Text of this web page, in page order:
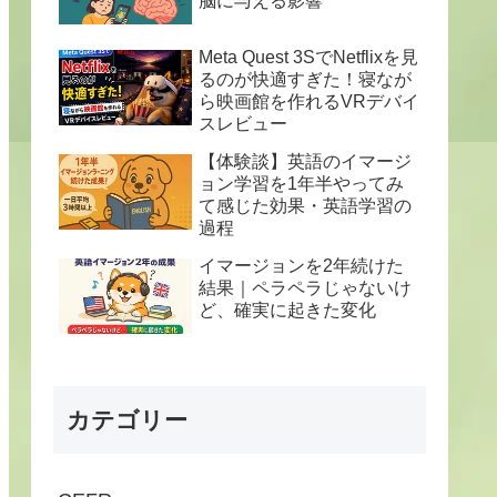
Meta Quest 3SでNetflixを見
るのが快適すぎた！寝なが
ら映画館を作れるVRデバイ
スレビュー
【体験談】英語のイマージ
ョン学習を1年半やってみ
て感じた効果・英語学習の
過程
イマージョンを2年続けた
結果｜ペラペラじゃないけ
ど、確実に起きた変化
カテゴリー